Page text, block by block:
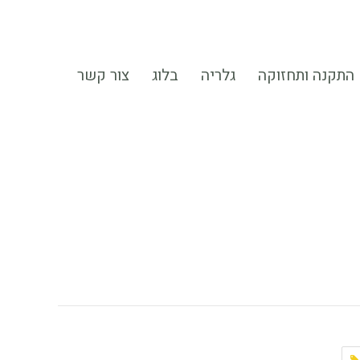
התקנה ותחזוקה גלריה בלוג צור קשר